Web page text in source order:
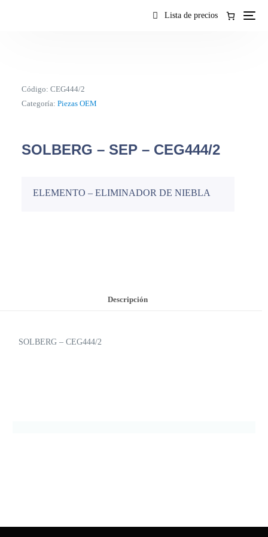
Lista de precios
Código:CEG444/2
Categoría:Piezas OEM
SOLBERG – SEP – CEG444/2
ELEMENTO – ELIMINADOR DE NIEBLA
Descripción
SOLBERG – CEG444/2